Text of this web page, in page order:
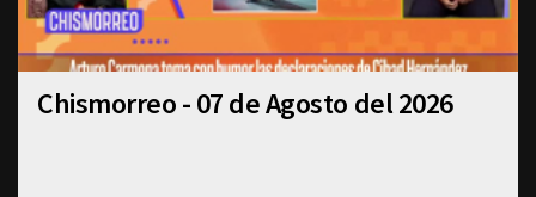
Chismorreo - 07 de Agosto del 2026